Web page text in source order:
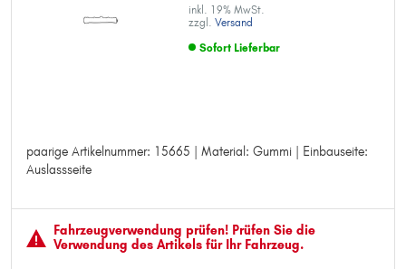
inkl. 19% MwSt.
zzgl. Versand
Sofort Lieferbar
paarige Artikelnummer: 15665 | Material: Gummi | Einbauseite:
Auslassseite
paarige Artikelnummer: 15665
Material: Gummi
Fahrzeugver­wendung prüfen! Prüfen Sie die
Verwendung des Artikels für Ihr Fahrzeug.